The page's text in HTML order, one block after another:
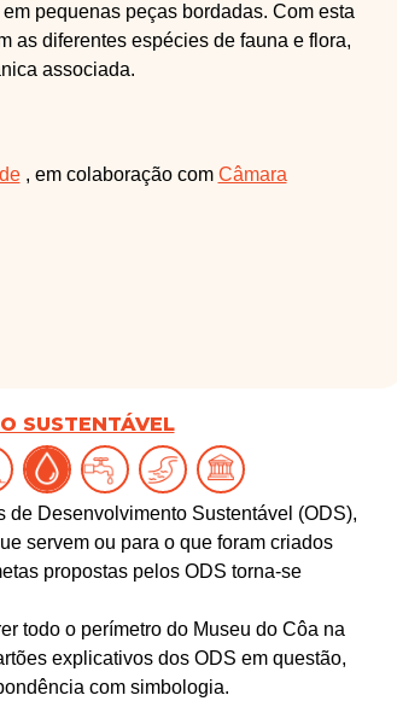
pequenas peças bordadas. Com esta
as diferentes espécies de fauna e flora,
associada.
, em colaboração com Câmara
SUSTENTÁVEL
Desenvolvimento Sustentável (ODS),
servem ou para o que foram criados
propostas pelos ODS torna-se
todo o perímetro do Museu do Côa na
explicativos dos ODS em questão,
com simbologia.